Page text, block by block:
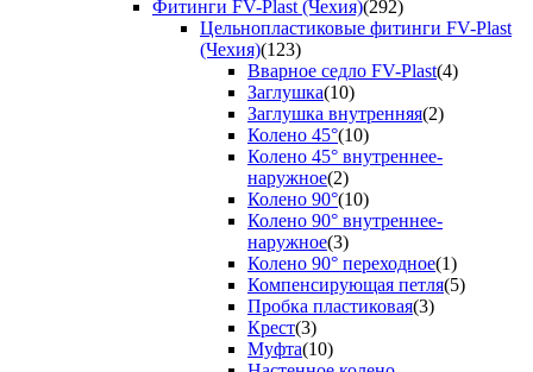
Фитинги FV-Plast (Чехия)(292)
Цельнопластиковые фитинги FV-Plast
(Чехия)(123)
Вварное седло FV-Plast(4)
Заглушка(10)
Заглушка внутренняя(2)
Колено 45°(10)
Колено 45° внутреннее-
наружное(2)
Колено 90°(10)
Колено 90° внутреннее-
наружное(3)
Колено 90° переходное(1)
Компенсирующая петля(5)
Пробка пластиковая(3)
Крест(3)
Муфта(10)